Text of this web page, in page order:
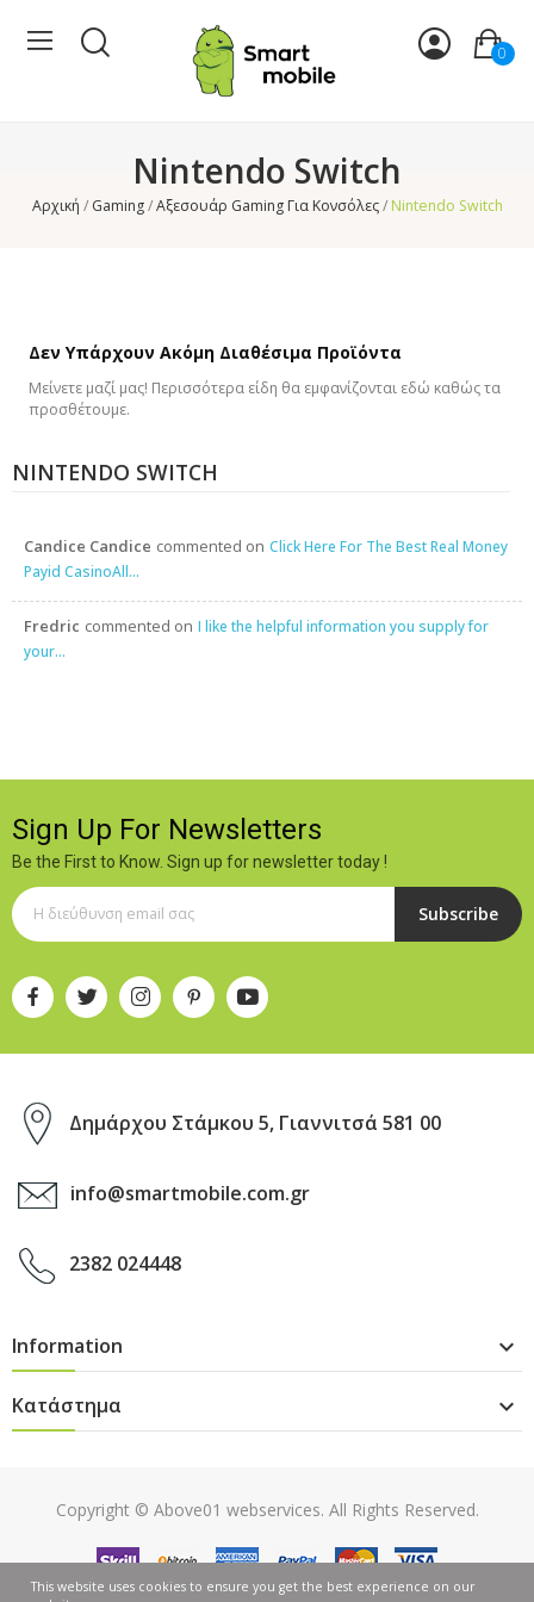
0
Nintendo Switch
Αρχική Gaming Αξεσουάρ Gaming Για Κονσόλες Nintendo Switch
NINTENDO SWITCH
Candice Candice commented on Click Here For The Best Real Money
Payid CasinoAll...
Fredric commented on I like the helpful information you supply for
your...
Δεν Υπάρχουν Ακόμη Διαθέσιμα Προϊόντα
Μείνετε μαζί μας! Περισσότερα είδη θα εμφανίζονται εδώ καθώς τα
προσθέτουμε.
Sign Up For Newsletters
Be the First to Know. Sign up for newsletter today !
Subscribe
Δημάρχου Στάμκου 5, Γιαννιτσά 581 00
info@smartmobile.com.gr
2382 024448
Information 
Κατάστημα 
Copyright © Above01 webservices. All Rights Reserved.
This website uses cookies to ensure you get the best experience on our